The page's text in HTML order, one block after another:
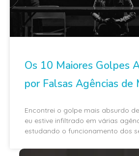
Os 10 Maiores Golpes
por Falsas Agências de
Encontrei o golpe mais absurdo
eu estive infiltrado em várias
estudando o funcionamento dos